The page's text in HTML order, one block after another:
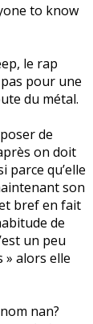
to know
le rap
pour une
du métal.
de
on doit
parce qu’elle
son
bref en fait
de
un peu
» alors elle
nan?